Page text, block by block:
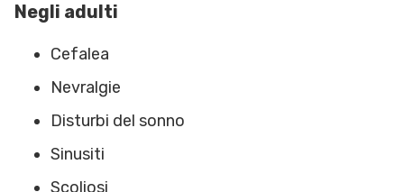
Negli adulti
Cefalea
Nevralgie
Disturbi del sonno
Sinusiti
Scoliosi